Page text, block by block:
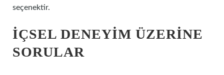
seçenektir.
İÇSEL DENEYIM ÜZERINE
SORULAR